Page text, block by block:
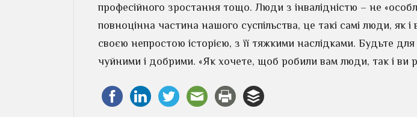
професійного зростання тощо. Люди з інвалідністю – не
повноцінна частина нашого суспільства, це такі самі люди, як і
своєю непростою історією, з її тяжкими наслідками. Будьте
чуйними і добрими. «Як хочете, щоб робили вам люди, так і ви